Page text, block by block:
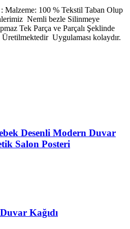
Malzeme: 100 % Tekstil Taban Olup
Nemli bezle Silinmeye
Tek Parça ve Parçalı Şeklinde
Uygulaması kolaydır.
Desenli Modern Duvar
Salon Posteri
Kağıdı